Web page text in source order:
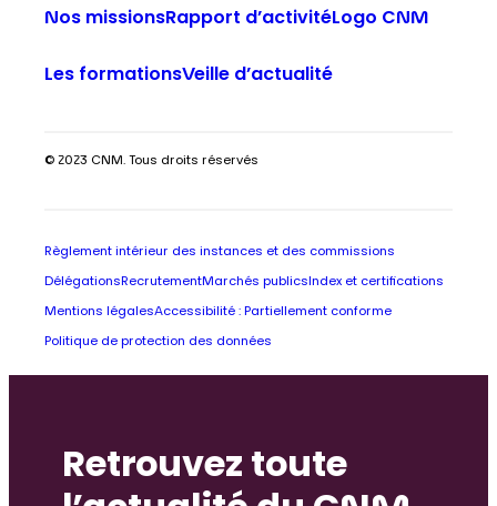
Nos missionsRapport d’activitéLogo CNM
Les formationsVeille d’actualité
© 2023 CNM. Tous droits réservés
Règlement intérieur des instances et des commissions
Délégations RecrutementMarchés publics Index et certifications
Mentions légalesAccessibilité : Partiellement conforme
Politique de protection des données
Retrouvez toute